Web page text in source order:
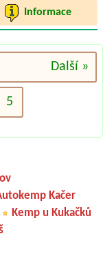
Informace
Další »
5
Kačer
Kemp u Kukačků